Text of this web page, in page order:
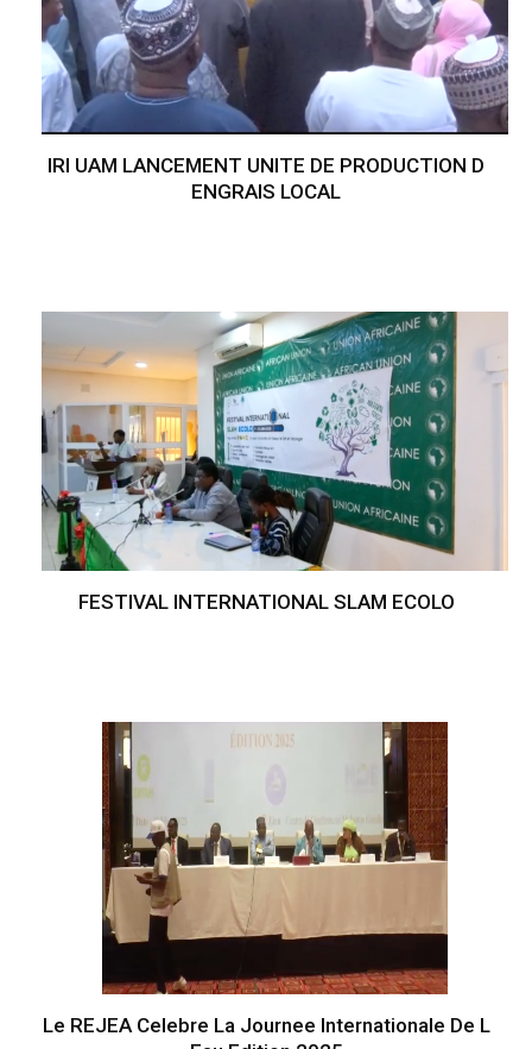
IRI UAM LANCEMENT UNITE DE PRODUCTION D
ENGRAIS LOCAL
FESTIVAL INTERNATIONAL SLAM ECOLO
Le REJEA Celebre La Journee Internationale De L